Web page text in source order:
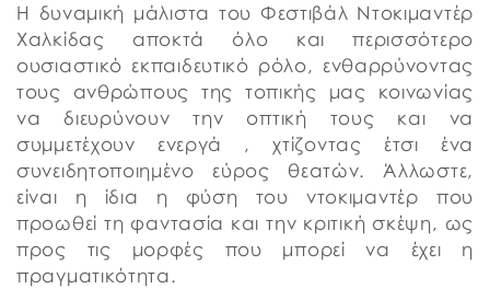
Η δυναμική μάλιστα του Φεστιβάλ Ντοκιμαντέρ
Χαλκίδας αποκτά όλο και περισσότερο
ουσιαστικό εκπαιδευτικό ρόλο, ενθαρρύνοντας
τους ανθρώπους της τοπικής μας κοινωνίας
να διευρύνουν την οπτική τους και να
συμμετέχουν ενεργά , χτίζοντας έτσι ένα
συνειδητοποιημένο εύρος θεατών. Άλλωστε,
είναι η ίδια η φύση του ντοκιμαντέρ που
προωθεί τη φαντασία και την κριτική σκέψη, ως
προς τις μορφές που μπορεί να έχει η
πραγματικότητα.